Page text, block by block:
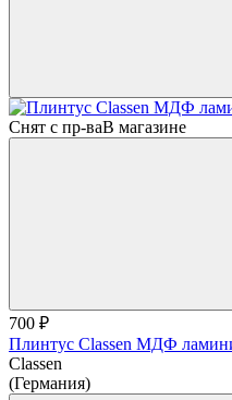
Снят с пр-ваВ магазине
700 ₽
Плинтус Classen МДФ
Classen
(Германия)